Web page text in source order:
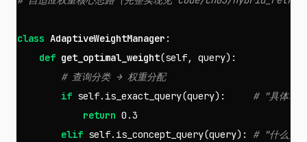
class AdaptiveWeightManager :
def get_optimal_weight(self, query):
if self. is_exact_query(query):
return 0.3
elif self. is_concept_query(query):